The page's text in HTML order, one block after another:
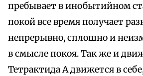
пребывает в инобытийном
покой все время получает
непрерывно, сплошно и
в смысле покоя. Так же и
Тетрактида А движется в